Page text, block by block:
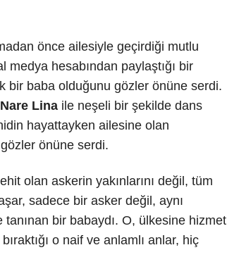
önce ailesiyle geçirdiği mutlu
hesabından paylaştığı bir
bir baba olduğunu gözler önüne serdi.
Nare Lina ile neşeli bir şekilde dans
hayattayken ailesine olan
önüne serdi.
olan askerin yakınlarını değil, tüm
sadece bir asker değil, aynı
bir babaydı. O, ülkesine hizmet
o naif ve anlamlı anlar, hiç